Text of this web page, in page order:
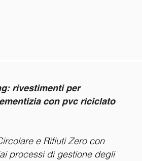
rivestimenti per
con pvc riciclato
e Rifiuti Zero con
processi di gestione degli